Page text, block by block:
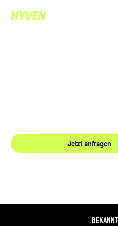
Jetzt anfragen